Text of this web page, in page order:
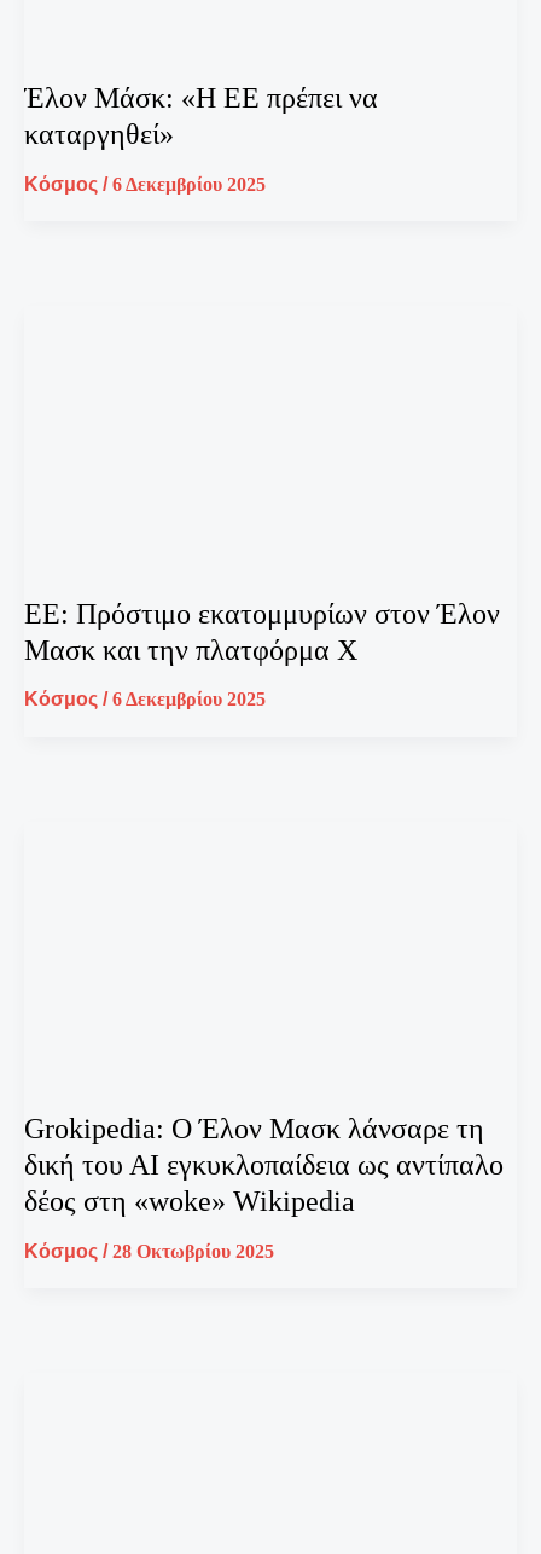
Έλον Μάσκ: «Η ΕΕ πρέπει να
καταργηθεί»
Κόσμος /6 Δεκεμβρίου 2025
ΕΕ: Πρόστιμο εκατομμυρίων στον Έλον
Μασκ και την πλατφόρμα Χ
Κόσμος /6 Δεκεμβρίου 2025
Grokipedia: Ο Έλον Μασκ λάνσαρε τη
δική του ΑΙ εγκυκλοπαίδεια ως αντίπαλο
δέος στη «woke» Wikipedia
Κόσμος /28 Οκτωβρίου 2025